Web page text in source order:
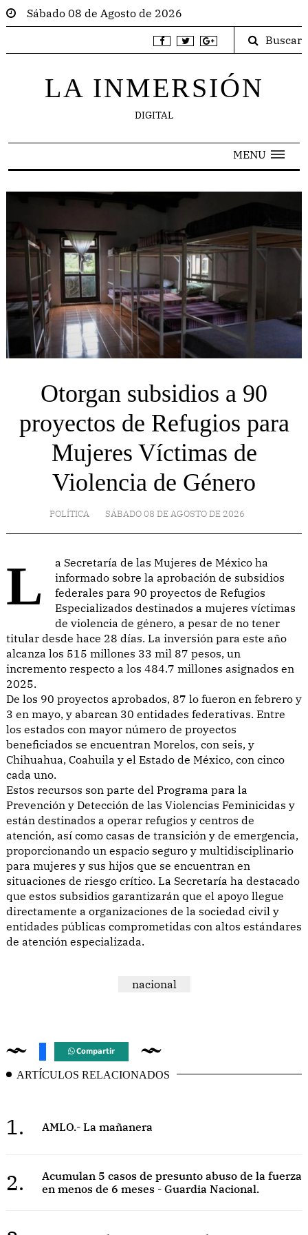
Sábado 08 de Agosto de 2026
Buscar
LA INMERSIÓN
DIGITAL
MENU
Otorgan subsidios a 90
proyectos de Refugios para
Mujeres Víctimas de
Violencia de Género
POLÍTICA SÁBADO 08 DE AGOSTO DE 2026
La Secretaría de las Mujeres de México ha
informado sobre la aprobación de subsidios
federales para 90 proyectos de Refugios
Especializados destinados a mujeres víctimas
de violencia de género, a pesar de no tener
titular desde hace 28 días. La inversión para este año
alcanza los 515 millones 33 mil 87 pesos, un
incremento respecto a los 484.7 millones asignados en
2025.
De los 90 proyectos aprobados, 87 lo fueron en febrero y
3 en mayo, y abarcan 30 entidades federativas. Entre
los estados con mayor número de proyectos
beneficiados se encuentran Morelos, con seis, y
Chihuahua, Coahuila y el Estado de México, con cinco
cada uno.
Estos recursos son parte del Programa para la
Prevención y Detección de las Violencias Feminicidas y
están destinados a operar refugios y centros de
atención, así como casas de transición y de emergencia,
proporcionando un espacio seguro y multidisciplinario
para mujeres y sus hijos que se encuentran en
situaciones de riesgo crítico. La Secretaría ha destacado
que estos subsidios garantizarán que el apoyo llegue
directamente a organizaciones de la sociedad civil y
entidades públicas comprometidas con altos estándares
de atención especializada.
nacional
Compartir
ARTÍCULOS RELACIONADOS
1. AMLO.- La mañanera
2.
Acumulan 5 casos de presunto abuso de la fuerza
en menos de 6 meses - Guardia Nacional.